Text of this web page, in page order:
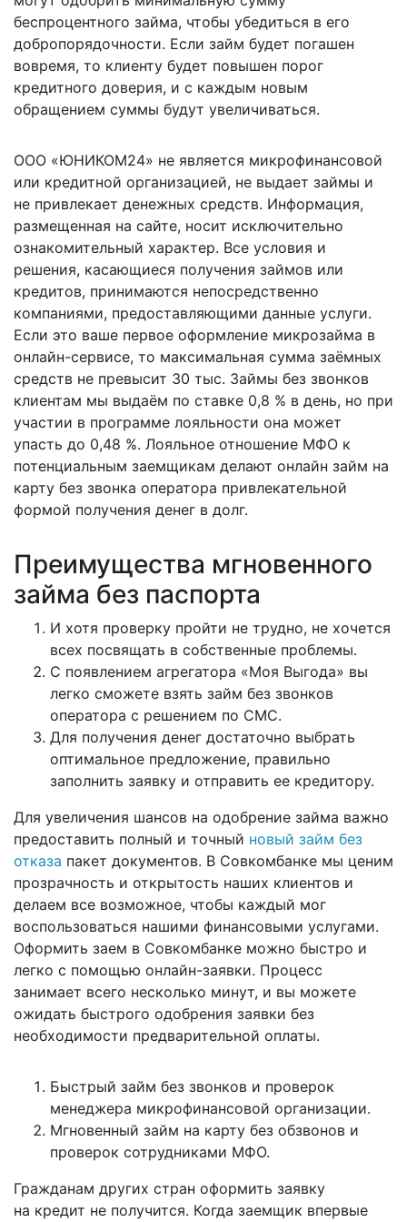
беспроцентного займа, чтобы убедиться в его
добропорядочности. Если займ будет погашен
вовремя, то клиенту будет повышен порог
кредитного доверия, и с каждым новым
обращением суммы будут увеличиваться.
ООО «ЮНИКОМ24» не является микрофинансовой
или кредитной организацией, не выдает займы и
не привлекает денежных средств. Информация,
размещенная на сайте, носит исключительно
ознакомительный характер. Все условия и
решения, касающиеся получения займов или
кредитов, принимаются непосредственно
компаниями, предоставляющими данные услуги.
Если это ваше первое оформление микрозайма в
онлайн-сервисе, то максимальная сумма заёмных
средств не превысит 30 тыс. Займы без звонков
клиентам мы выдаём по ставке 0,8 % в день, но при
участии в программе лояльности она может
упасть до 0,48 %. Лояльное отношение МФО к
потенциальным заемщикам делают онлайн займ на
карту без звонка оператора привлекательной
формой получения денег в долг.
Преимущества мгновенного
займа без паспорта
И хотя проверку пройти не трудно, не хочется
всех посвящать в собственные проблемы.
С появлением агрегатора «Моя Выгода» вы
легко сможете взять займ без звонков
оператора с решением по СМС.
Для получения денег достаточно выбрать
оптимальное предложение, правильно
заполнить заявку и отправить ее кредитору.
Для увеличения шансов на одобрение займа важно
предоставить полный и точный новый займ без
отказа пакет документов. В Совкомбанке мы ценим
прозрачность и открытость наших клиентов и
делаем все возможное, чтобы каждый мог
воспользоваться нашими финансовыми услугами.
Оформить заем в Совкомбанке можно быстро и
легко с помощью онлайн-заявки. Процесс
занимает всего несколько минут, и вы можете
ожидать быстрого одобрения заявки без
необходимости предварительной оплаты.
Быстрый займ без звонков и проверок
менеджера микрофинансовой организации.
Мгновенный займ на карту без обзвонов и
проверок сотрудниками МФО.
Гражданам других стран оформить заявку
на кредит не получится. Когда заемщик впервые